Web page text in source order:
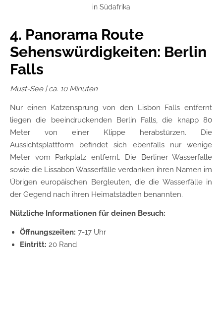
in Südafrika
4. Panorama Route
Sehenswürdigkeiten: Berlin
Falls
Must-See | ca. 10 Minuten
Nur einen Katzensprung von den Lisbon Falls entfernt
liegen die beeindruckenden Berlin Falls, die knapp 80
Meter von einer Klippe herabstürzen. Die
Aussichtsplattform befindet sich ebenfalls nur wenige
Meter vom Parkplatz entfernt. Die Berliner Wasserfälle
sowie die Lissabon Wasserfälle verdanken ihren Namen im
Übrigen europäischen Bergleuten, die die Wasserfälle in
der Gegend nach ihren Heimatstädten benannten.
Nützliche Informationen für deinen Besuch:
Öffnungszeiten: 7-17 Uhr
Eintritt: 20 Rand